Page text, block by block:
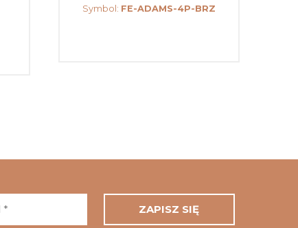
Symbol: FE-ADAMS-4P-BRZ
Adres
*